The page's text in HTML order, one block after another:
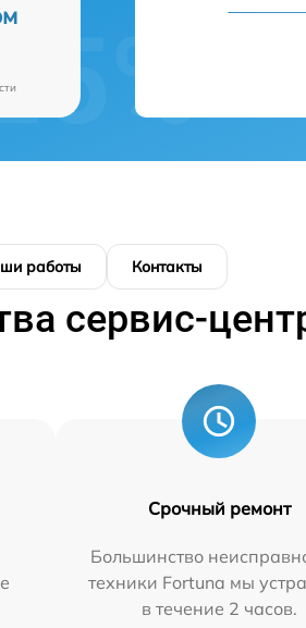
работы Контакты
сервис-
Срочный ремонт
Большинство
техники Fortuna мы
в течение 2 часов.